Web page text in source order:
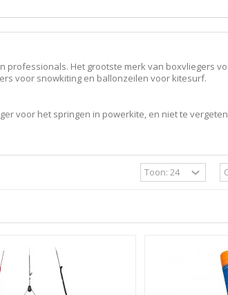
professionals. Het grootste merk van boxvliegers
voor snowkiting en ballonzeilen voor kitesurf.
voor het springen in powerkite, en niet te vergeten